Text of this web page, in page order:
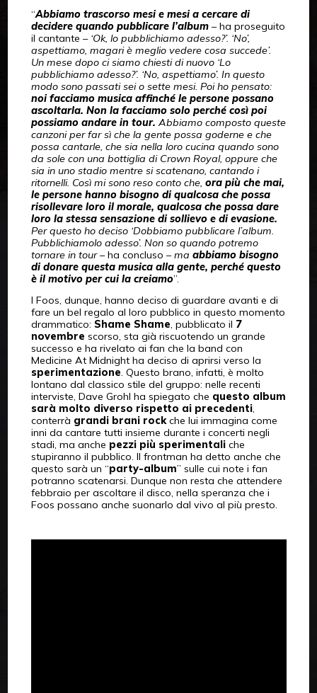
“Abbiamo trascorso mesi e mesi a cercare di
decidere quando pubblicare l’album– ha proseguito
il cantante – ‘Ok, lo pubblichiamo adesso?’. ‘No’,
aspettiamo, magari è meglio vedere cosa succede’.
Un mese dopo ci siamo chiesti di nuovo ‘Lo
pubblichiamo adesso?’. ‘No, aspettiamo’. In questo
modo sono passati sei o sette mesi. Poi ho pensato:
noi facciamo musica affinché le persone possano
ascoltarla. Non la facciamo solo perché così poi
possiamo andare in tour. Abbiamo composto queste
canzoni per far sì che la gente possa goderne e che
possa cantarle, che sia nella loro cucina quando sono
da sole con una bottiglia di Crown Royal, oppure che
sia in uno stadio mentre si scatenano, cantando i
ritornelli. Così mi sono reso conto che, ora più che mai,
le persone hanno bisogno di qualcosa che possa
risollevare loro il morale, qualcosa che possa dare
loro la stessa sensazione di sollievo e di evasione.
Per questo ho deciso ‘Dobbiamo pubblicare l’album.
Pubblichiamolo adesso’. Non so quando potremo
tornare in tour– ha concluso –ma abbiamo bisogno
di donare questa musica alla gente, perché questo
è il motivo per cui la creiamo”.
I Foos, dunque, hanno deciso di guardare avanti e di
fare un bel regalo al loro pubblico in questo momento
drammatico: Shame Shame , pubblicato il 7
novembre scorso, sta già riscuotendo un grande
successo e ha rivelato ai fan che la band con
Medicine At Midnight ha deciso di aprirsi verso la
sperimentazione . Questo brano, infatti, è molto
lontano dal classico stile del gruppo: nelle recenti
interviste, Dave Grohl ha spiegato che questo album
sarà molto diverso rispetto ai precedenti,
conterrà grandi brani rockche lui immagina come
inni da cantare tutti insieme durante i concerti negli
stadi, ma anche pezzi più sperimentaliche
stupiranno il pubblico. Il frontman ha detto anche che
questo sarà un “party-album” sulle cui note i fan
potranno scatenarsi. Dunque non resta che attendere
febbraio per ascoltare il disco, nella speranza che i
Foos possano anche suonarlo dal vivo al più presto.